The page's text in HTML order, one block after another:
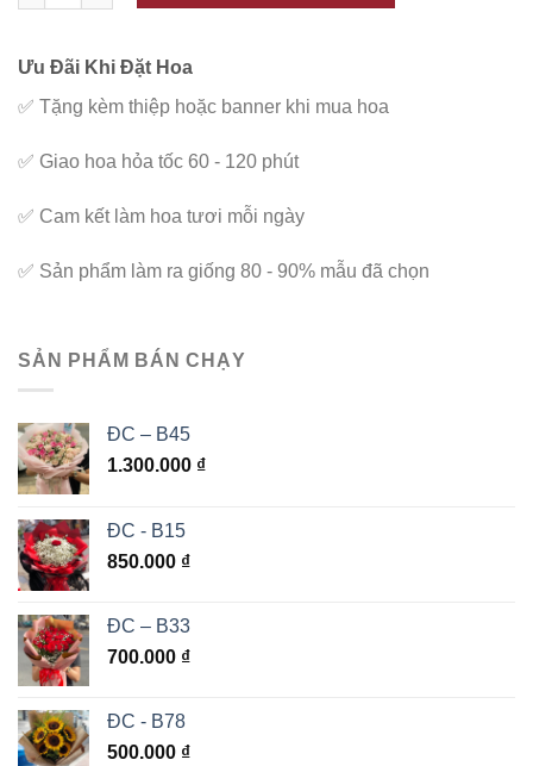
Ưu Đãi Khi Đặt Hoa
✅ Tặng kèm thiệp hoặc banner khi mua hoa
✅ Giao hoa hỏa tốc 60 - 120 phút
✅ Cam kết làm hoa tươi mỗi ngày
✅ Sản phẩm làm ra giống 80 - 90% mẫu đã chọn
SẢN PHẨM BÁN CHẠY
ĐC – B45
1.300.000 ₫
ĐC - B15
850.000 ₫
ĐC – B33
700.000 ₫
ĐC - B78
500.000 ₫